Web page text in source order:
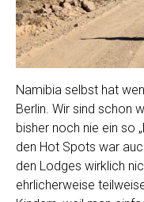
Namibia selbst hat
Berlin. Wir sind schon
bisher noch nie ein so
den Hot Spots war
den Lodges wirklich
ehrlicherweise